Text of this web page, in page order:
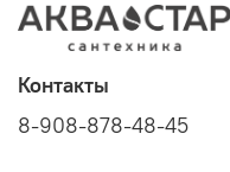
Контакты
8-908-878-48-45